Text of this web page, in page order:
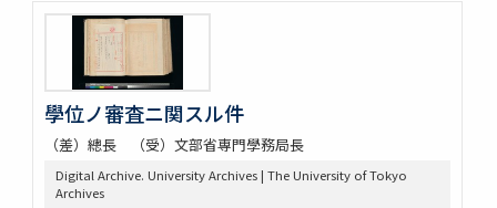
學位ノ審査ニ関スル件
（差）總長 （受）文部省専門學務局長
Digital Archive. University Archives | The University of Tokyo
Archives